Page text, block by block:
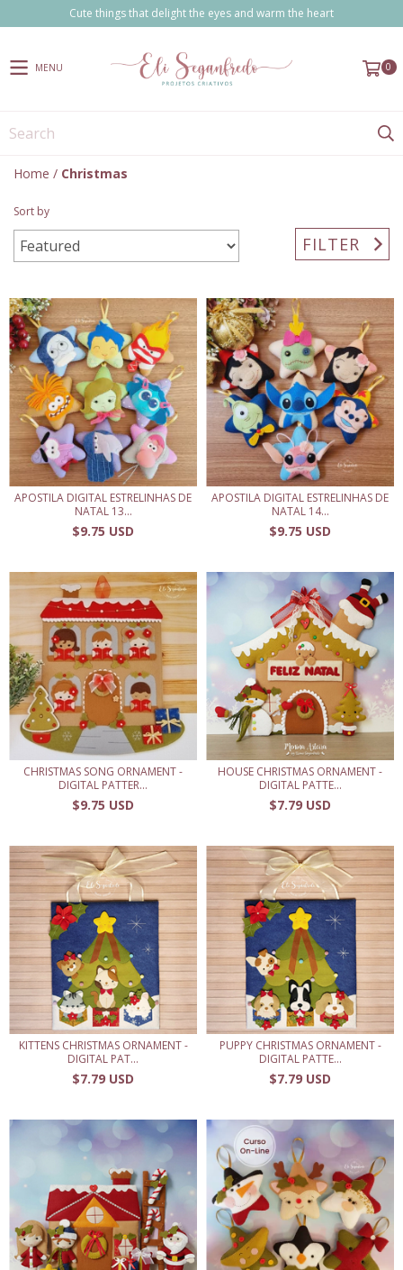
Cute things that delight the eyes and warm the heart
MENU 0
Home / Christmas
Sort by
FILTER
APOSTILA DIGITAL ESTRELINHAS DE
NATAL 13...
$9.75 USD
APOSTILA DIGITAL ESTRELINHAS DE
NATAL 14...
$9.75 USD
CHRISTMAS SONG ORNAMENT -
DIGITAL PATTER...
$9.75 USD
HOUSE CHRISTMAS ORNAMENT -
DIGITAL PATTE...
$7.79 USD
KITTENS CHRISTMAS ORNAMENT -
DIGITAL PAT...
$7.79 USD
PUPPY CHRISTMAS ORNAMENT -
DIGITAL PATTE...
$7.79 USD